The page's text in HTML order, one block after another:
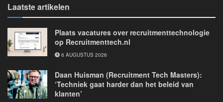
Laatste artikelen
Plaats vacatures over recruitmenttechnologie
op Recruitmenttech.nl
6 AUGUSTUS 2026
Daan Huisman (Recruitment Tech Masters):
‘Techniek gaat harder dan het beleid van
klanten’